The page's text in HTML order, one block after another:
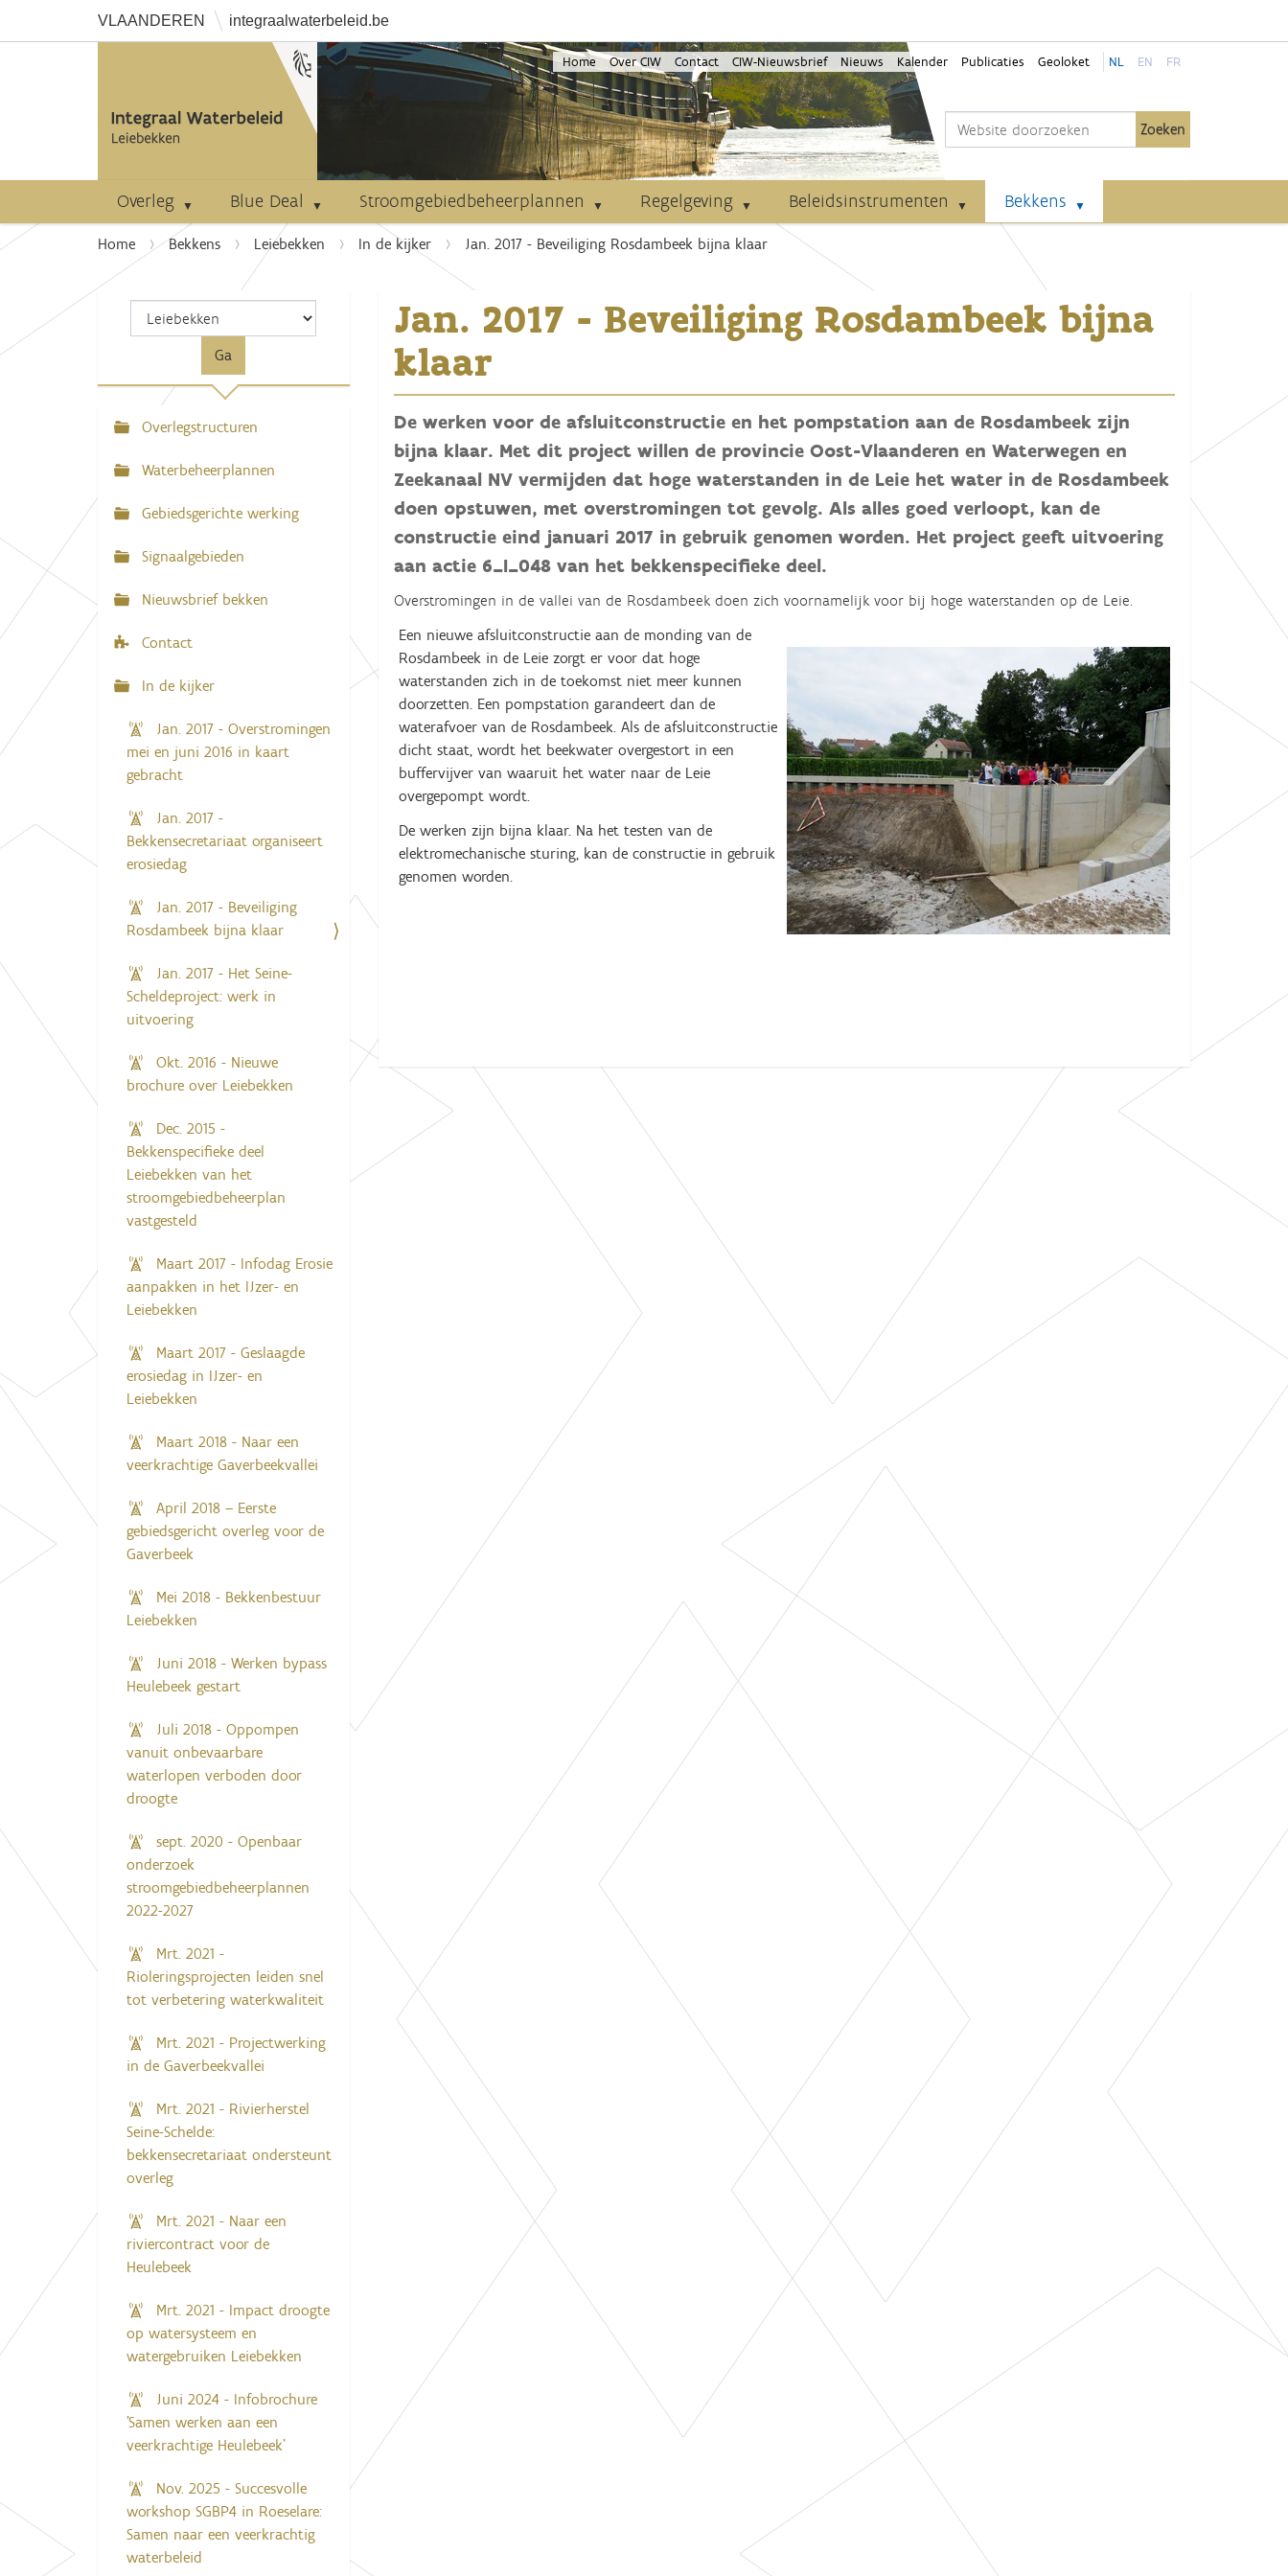
VLAANDEREN integraalwaterbeleid.be
Home Over CIW Contact CIW-Nieuwsbrief Nieuws Kalender Publicaties Geoloket NL EN FR
Overleg Blue Deal Stroomgebiedbeheerplannen Regelgeving Beleidsinstrumenten Bekkens
U
e
Home Bekkens Leiebekken In de kijker Jan. 2017 - Beveiliging Rosdambeek bijna klaar
Jan. 2017 - Beveiliging Rosdambeek bijna
klaar
De werken voor de afsluitconstructie en het pompstation aan de Rosdambeek zijn
bijna klaar. Met dit project willen de provincie Oost-Vlaanderen en Waterwegen en
Zeekanaal NV vermijden dat hoge waterstanden in de Leie het water in de Rosdambeek
doen opstuwen, met overstromingen tot gevolg. Als alles goed verloopt, kan de
constructie eind januari 2017 in gebruik genomen worden. Het project geeft uitvoering
aan actie 6_I_048 van het bekkenspecifieke deel.
Overstromingen in de vallei van de Rosdambeek doen zich voornamelijk voor bij hoge waterstanden op de Leie.
Een nieuwe afsluitconstructie aan de monding van de
Rosdambeek in de Leie zorgt er voor dat hoge
waterstanden zich in de toekomst niet meer kunnen
doorzetten. Een pompstation garandeert dan de
waterafvoer van de Rosdambeek. Als de afsluitconstructie
dicht staat, wordt het beekwater overgestort in een
buffervijver van waaruit het water naar de Leie
overgepompt wordt.
De werken zijn bijna klaar. Na het testen van de
elektromechanische sturing, kan de constructie in gebruik
genomen worden.
N
a
i
g
t
Overlegstructuren
Waterbeheerplannen
Gebiedsgerichte werking
Signaalgebieden
Nieuwsbrief bekken
Contact
In de kijker
Jan. 2017 - Overstromingen
mei en juni 2016 in kaart
gebracht
Jan. 2017 -
Bekkensecretariaat organiseert
erosiedag
Jan. 2017 - Beveiliging
Rosdambeek bijna klaar
Jan. 2017 - Het Seine-
Scheldeproject: werk in
uitvoering
Okt. 2016 - Nieuwe
brochure over Leiebekken
Dec. 2015 -
Bekkenspecifieke deel
Leiebekken van het
stroomgebiedbeheerplan
vastgesteld
Maart 2017 - Infodag Erosie
aanpakken in het IJzer- en
Leiebekken
Maart 2017 - Geslaagde
erosiedag in IJzer- en
Leiebekken
Maart 2018 - Naar een
veerkrachtige Gaverbeekvallei
April 2018 – Eerste
gebiedsgericht overleg voor de
Gaverbeek
Mei 2018 - Bekkenbestuur
Leiebekken
Juni 2018 - Werken bypass
Heulebeek gestart
Juli 2018 - Oppompen
vanuit onbevaarbare
waterlopen verboden door
droogte
sept. 2020 - Openbaar
onderzoek
stroomgebiedbeheerplannen
2022-2027
Mrt. 2021 -
Rioleringsprojecten leiden snel
tot verbetering waterkwaliteit
Mrt. 2021 - Projectwerking
in de Gaverbeekvallei
Mrt. 2021 - Rivierherstel
Seine-Schelde:
bekkensecretariaat ondersteunt
overleg
Mrt. 2021 - Naar een
riviercontract voor de
Heulebeek
Mrt. 2021 - Impact droogte
op watersysteem en
watergebruiken Leiebekken
Juni 2024 - Infobrochure
'Samen werken aan een
veerkrachtige Heulebeek'
Nov. 2025 - Succesvolle
workshop SGBP4 in Roeselare:
Samen naar een veerkrachtig
waterbeleid